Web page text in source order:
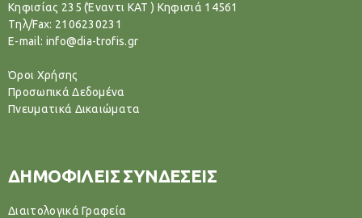
Κηφισίας 235 (Έναντι ΚΑΤ ) Κηφισιά 14561
Tηλ/Fax: 2106230231
E-mail: info@dia-trofis.gr
Όροι Χρήσης
Προσωπικά Δεδομένα
Πνευματικά Δικαιώματα
ΔΗΜΟΦΙΛΕΙΣ ΣΥΝΔΕΣΕΙΣ
Διαιτολογικά Γραφεία